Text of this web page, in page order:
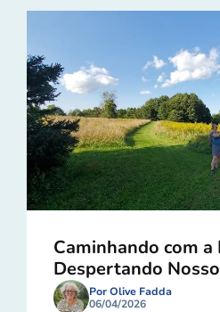
Caminhando com a
Despertando
Por Olive Fadda
06/04/2026